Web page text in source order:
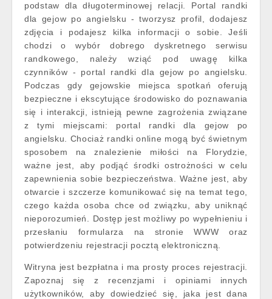
podstaw dla długoterminowej relacji. Portal randki
dla gejow po angielsku - tworzysz profil, dodajesz
zdjęcia i podajesz kilka informacji o sobie. Jeśli
chodzi o wybór dobrego dyskretnego serwisu
randkowego, należy wziąć pod uwagę kilka
czynników - portal randki dla gejow po angielsku.
Podczas gdy gejowskie miejsca spotkań oferują
bezpieczne i ekscytujące środowisko do poznawania
się i interakcji, istnieją pewne zagrożenia związane
z tymi miejscami: portal randki dla gejow po
angielsku. Chociaż randki online mogą być świetnym
sposobem na znalezienie miłości na Florydzie,
ważne jest, aby podjąć środki ostrożności w celu
zapewnienia sobie bezpieczeństwa. Ważne jest, aby
otwarcie i szczerze komunikować się na temat tego,
czego każda osoba chce od związku, aby uniknąć
nieporozumień. Dostęp jest możliwy po wypełnieniu i
przesłaniu formularza na stronie WWW oraz
potwierdzeniu rejestracji pocztą elektroniczną.
Witryna jest bezpłatna i ma prosty proces rejestracji.
Zapoznaj się z recenzjami i opiniami innych
użytkowników, aby dowiedzieć się, jaka jest dana